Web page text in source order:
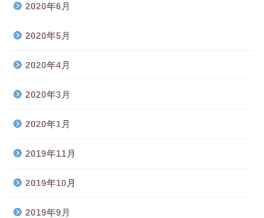
2020年6月
2020年5月
2020年4月
2020年3月
2020年1月
2019年11月
2019年10月
2019年9月